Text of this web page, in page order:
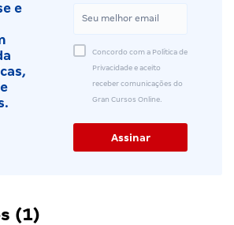
e
Concordo com a Política de
Privacidade e aceito
receber comunicações do
Gran Cursos Online.
(1)